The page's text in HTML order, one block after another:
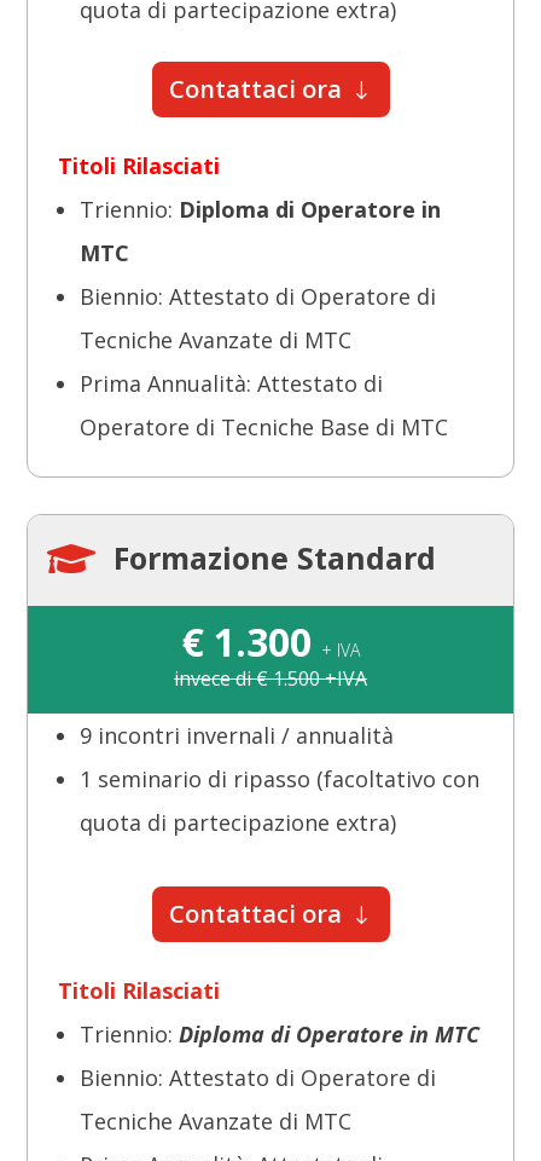
quota di partecipazione extra)
Contattaci ora
Titoli Rilasciati
Triennio: Diploma di Operatore in
MTC
Biennio: Attestato di Operatore di
Tecniche Avanzate di MTC
Prima Annualità: Attestato di
Operatore di Tecniche Base di MTC
 Formazione Standard
€1.300 + IVA
invece di € 1.500 +IVA
9 incontri invernali / annualità
1 seminario di ripasso (facoltativo con
quota di partecipazione extra)
Contattaci ora
Titoli Rilasciati
Triennio: Diploma di Operatore in MTC
Biennio: Attestato di Operatore di
Tecniche Avanzate di MTC